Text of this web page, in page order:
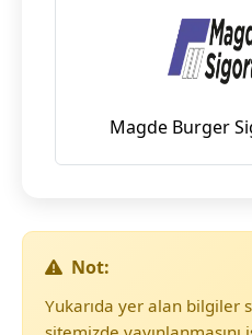
Magde Burger
Not:
Yukarıda yer alan bilgiler